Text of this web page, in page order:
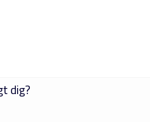
dig?